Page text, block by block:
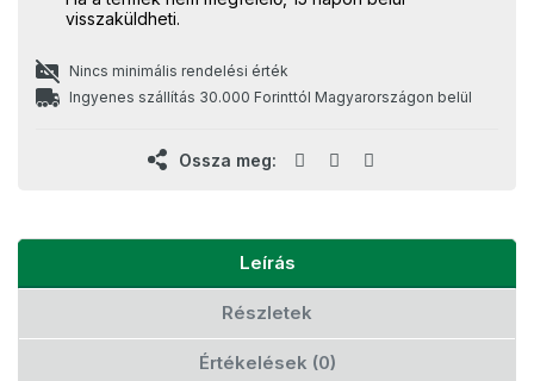
visszaküldheti.
Nincs minimális rendelési érték
Ingyenes szállítás 30.000 Forinttól Magyarországon belül
Ossza meg:
Leírás
Részletek
Értékelések (0)